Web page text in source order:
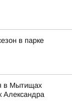
в парке
в Мытищах
Александра